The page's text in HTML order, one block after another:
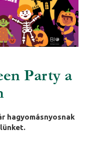
Party a
hagyomásnyosnak